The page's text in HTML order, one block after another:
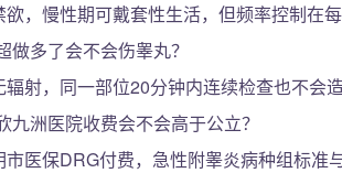
欲，慢性期可戴套性生活，但频率控制在
做多了会不会伤睾丸？
辐射，同一部位20分钟内连续检查也不会
九洲医院收费会不会高于公立？
市医保DRG付费，急性附睾炎病种组标